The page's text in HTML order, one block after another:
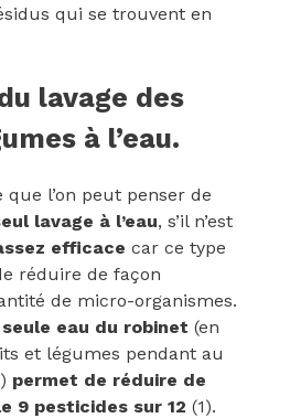
qui se trouvent en
lavage des
à l’eau.
l’on peut penser de
lavage à l’eau, s’il n’est
efficace car ce type
réduire de façon
de micro-organismes.
eau du robinet (en
et légumes pendant au
permet de réduire de
9 pesticides sur 12 (1).